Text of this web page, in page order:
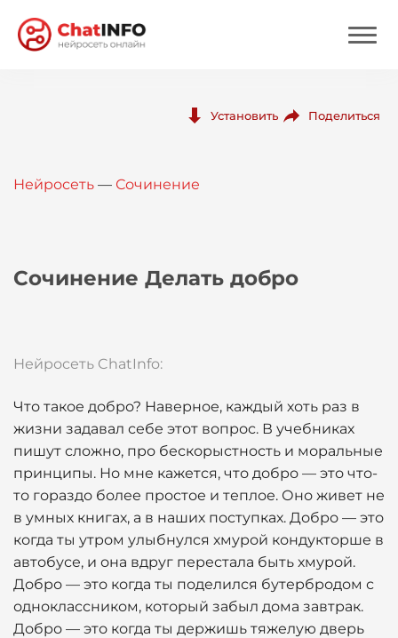
Вход
Установить Поделиться
Нейросеть — Сочинение
Сочинение Делать добро
Нейросеть ChatInfo:
Что такое добро? Наверное, каждый хоть раз в
жизни задавал себе этот вопрос. В учебниках
пишут сложно, про бескорыстность и моральные
принципы. Но мне кажется, что добро — это что-
то гораздо более простое и теплое. Оно живет не
в умных книгах, а в наших поступках. Добро — это
когда ты утром улыбнулся хмурой кондукторше в
автобусе, и она вдруг перестала быть хмурой.
Добро — это когда ты поделился бутербродом с
одноклассником, который забыл дома завтрак.
Добро — это когда ты держишь тяжелую дверь